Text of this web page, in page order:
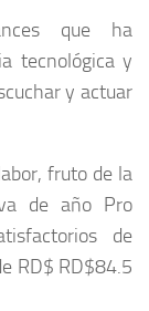
que ha
tecnológica y
y actuar
fruto de la
de año Pro
de
RD$ RD$84.5